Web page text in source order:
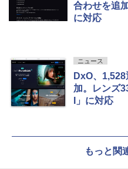
合わせを追
に対応
ニュース
DxO、
加。レンズ
I」に対応
もっと関